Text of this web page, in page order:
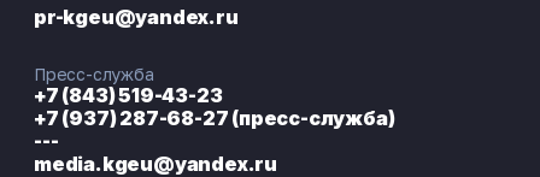
pr-kgeu@yandex.ru
Пресс-служба
+7 (843) 519-43-23
+7 (937) 287-68-27 (пресс-служба)
---
media.kgeu@yandex.ru